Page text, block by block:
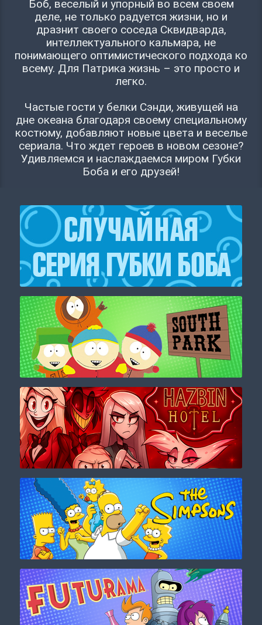
Боб, веселый и упорный во всем своем
деле, не только радуется жизни, но и
дразнит своего соседа Сквидварда,
интеллектуального кальмара, не
понимающего оптимистического подхода ко
всему. Для Патрика жизнь – это просто и
легко.
Частые гости у белки Сэнди, живущей на
дне океана благодаря своему специальному
костюму, добавляют новые цвета и веселье
сериала. Что ждет героев в новом сезоне?
Удивляемся и наслаждаемся миром Губки
Боба и его друзей!